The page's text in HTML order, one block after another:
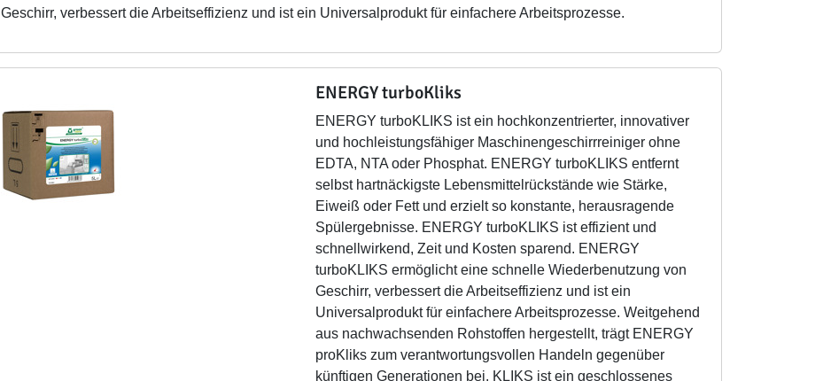
Geschirr, verbessert die Arbeitseffizienz und ist ein Universalprodukt für einfachere Arbeitsprozesse.
ENERGY turboKliks
ENERGY turboKLIKS ist ein hochkonzentrierter, innovativer
und hochleistungsfähiger Maschinengeschirrreiniger ohne
EDTA, NTA oder Phosphat. ENERGY turboKLIKS entfernt
selbst hartnäckigste Lebensmittelrückstände wie Stärke,
Eiweiß oder Fett und erzielt so konstante, herausragende
Spülergebnisse. ENERGY turboKLIKS ist effizient und
schnellwirkend, Zeit und Kosten sparend. ENERGY
turboKLIKS ermöglicht eine schnelle Wiederbenutzung von
Geschirr, verbessert die Arbeitseffizienz und ist ein
Universalprodukt für einfachere Arbeitsprozesse. Weitgehend
aus nachwachsenden Rohstoffen hergestellt, trägt ENERGY
proKliks zum verantwortungsvollen Handeln gegenüber
künftigen Generationen bei. KLIKS ist ein geschlossenes